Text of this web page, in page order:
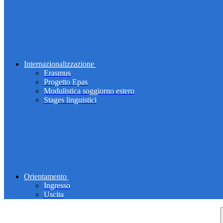
Internazionalizzazione
Erasmus
Progetto Epas
Modulistica soggiorno estero
Stages linguistici
Orientamento
Ingresso
Uscita